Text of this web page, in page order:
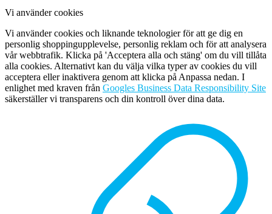
Vi använder cookies
Vi använder cookies och liknande teknologier för att ge dig en
personlig shoppingupplevelse, personlig reklam och för att analysera
vår webbtrafik. Klicka på 'Acceptera alla och stäng' om du vill tillåta
alla cookies. Alternativt kan du välja vilka typer av cookies du vill
acceptera eller inaktivera genom att klicka på Anpassa nedan. I
enlighet med kraven från Googles Business Data Responsibility Site
säkerställer vi transparens och din kontroll över dina data.